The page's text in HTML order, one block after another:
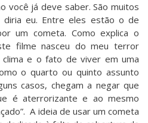
você já deve saber. São muitos
eu. Entre eles estão o de
um cometa. Como explica o
filme nasceu do meu terror
e o fato de viver em uma
o quarto ou quinto assunto
casos, chegam a negar que
é aterrorizante e ao mesmo
A ideia de usar um cometa